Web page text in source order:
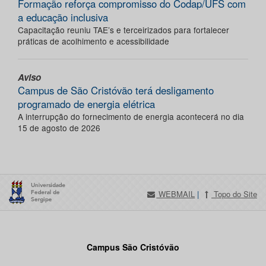
Formação reforça compromisso do Codap/UFS com
a educação inclusiva
Capacitação reuniu TAE’s e terceirizados para fortalecer
práticas de acolhimento e acessibilidade
Aviso
Campus de São Cristóvão terá desligamento
programado de energia elétrica
A interrupção do fornecimento de energia acontecerá no dia
15 de agosto de 2026
WEBMAIL | Topo do Site
Campus São Cristóvão